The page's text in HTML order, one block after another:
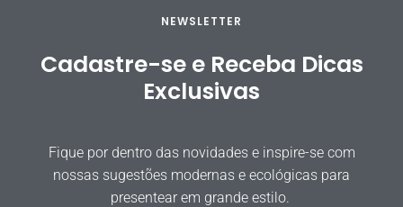
NEWSLETTER
Cadastre-se e Receba Dicas
Exclusivas
Fique por dentro das novidades e inspire-se com
nossas sugestões modernas e ecológicas para
presentear em grande estilo.